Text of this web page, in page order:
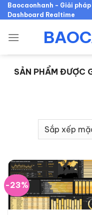
Skip
to
Baocaonhanh - Giải pháp
Dashboard Realtime
SẢN PHẨM ĐƯỢC
-23%